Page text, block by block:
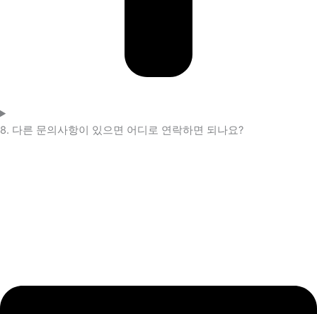
8. 다른 문의사항이 있으면 어디로 연락하면 되나요?